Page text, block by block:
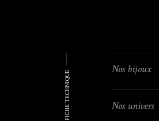
FICHE TECHNIQUE
Nos bijoux
Nos univers